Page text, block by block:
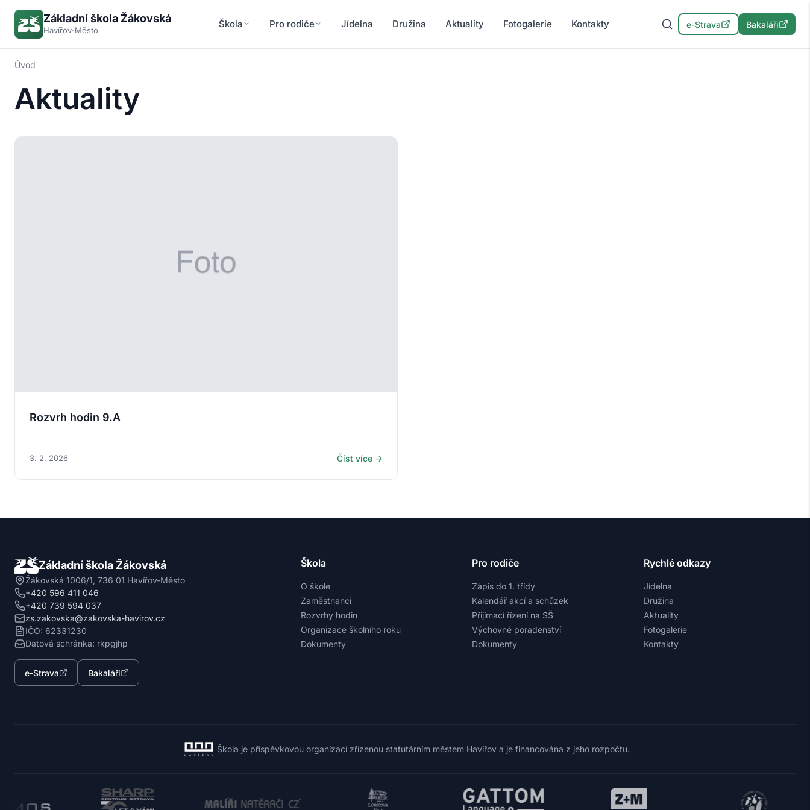
Základní škola Žákovská
Havířov-Město
Škola Pro rodiče Jídelna Družina Aktuality Fotogalerie Kontakty e-Strava Bakaláři
Úvod
Aktuality
Rozvrh hodin 9.A
3. 2. 2026 Číst více →
Základní škola Žákovská
Žákovská 1006/1, 736 01 Havířov-Město
+420 596 411 046
+420 739 594 037
zs.zakovska@zakovska-havirov.cz
IČO: 62331230
Datová schránka: rkpgjhp
e-Strava Bakaláři
Škola
O škole
Zaměstnanci
Rozvrhy hodin
Organizace školního roku
Dokumenty
Pro rodiče
Zápis do 1. třídy
Kalendář akcí a schůzek
Přijímací řízení na SŠ
Výchovné poradenství
Dokumenty
Rychlé odkazy
Jídelna
Družina
Aktuality
Fotogalerie
Kontakty
Škola je příspěvkovou organizací zřízenou statutárním městem Havířov a je financována z jeho rozpočtu.